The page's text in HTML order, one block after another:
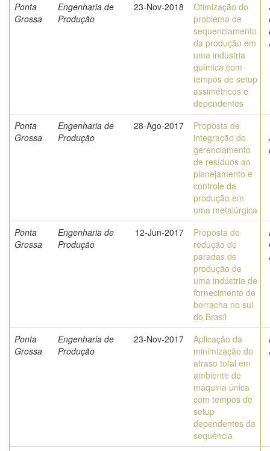
Ponta
Grossa
Engenharia de
Produção
23-Nov-2018
Otimização do
problema de
sequenciamento
da produção em
uma indústria
química com
tempos de setup
assimétricos e
dependentes
Ponta
Grossa
Engenharia de
Produção
28-Ago-2017
Proposta de
integração do
gerenciamento
de resíduos ao
planejamento e
controle da
produção em
uma metalúrgica
Ponta
Grossa
Engenharia de
Produção
12-Jun-2017
Proposta de
redução de
paradas de
produção de
uma indústria de
fornecimento de
borracha no sul
do Brasil
Ponta
Grossa
Engenharia de
Produção
23-Nov-2017
Aplicação da
minimização do
atraso total em
ambiente de
máquina única
com tempos de
setup
dependentes da
sequência